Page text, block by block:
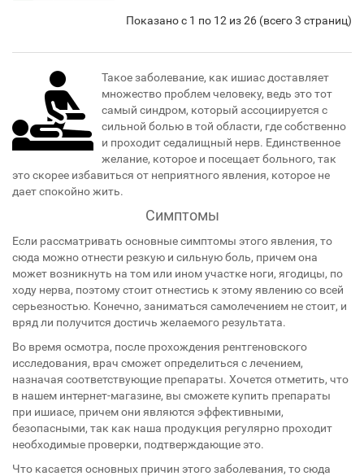
Показано с 1 по 12 из 26 (всего 3 страниц)
Такое заболевание, как ишиас доставляет
множество проблем человеку, ведь это тот
самый синдром, который ассоциируется с
сильной болью в той области, где собственно
и проходит седалищный нерв. Единственное
желание, которое и посещает больного, так
это скорее избавиться от неприятного явления, которое не
дает спокойно жить.
Симптомы
Если рассматривать основные симптомы этого явления, то
сюда можно отнести резкую и сильную боль, причем она
может возникнуть на том или ином участке ноги, ягодицы, по
ходу нерва, поэтому стоит отнестись к этому явлению со всей
серьезностью. Конечно, заниматься самолечением не стоит, и
вряд ли получится достичь желаемого результата.
Во время осмотра, после прохождения рентгеновского
исследования, врач сможет определиться с лечением,
назначая соответствующие препараты. Хочется отметить, что
в нашем интернет-магазине, вы сможете купить препараты
при ишиасе, причем они являются эффективными,
безопасными, так как наша продукция регулярно проходит
необходимые проверки, подтверждающие это.
Что касается основных причин этого заболевания, то сюда